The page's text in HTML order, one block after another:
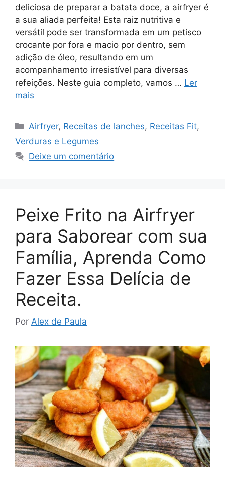
deliciosa de preparar a batata doce, a airfryer é
a sua aliada perfeita! Esta raiz nutritiva e
versátil pode ser transformada em um petisco
crocante por fora e macio por dentro, sem
adição de óleo, resultando em um
acompanhamento irresistível para diversas
refeições. Neste guia completo, vamos … Ler
mais
Categorias
Airfryer, Receitas de lanches, Receitas Fit,
Verduras e Legumes
Deixe um comentário
Peixe Frito na Airfryer
para Saborear com sua
Família, Aprenda Como
Fazer Essa Delícia de
Receita.
Por Alex de Paula